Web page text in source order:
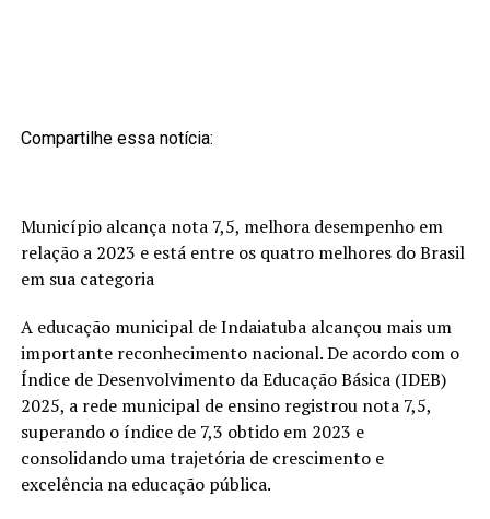
Compartilhe essa notícia:
Município alcança nota 7,5, melhora desempenho em
relação a 2023 e está entre os quatro melhores do Brasil
em sua categoria
A educação municipal de Indaiatuba alcançou mais um
importante reconhecimento nacional. De acordo com o
Índice de Desenvolvimento da Educação Básica (IDEB)
2025, a rede municipal de ensino registrou nota 7,5,
superando o índice de 7,3 obtido em 2023 e
consolidando uma trajetória de crescimento e
excelência na educação pública.